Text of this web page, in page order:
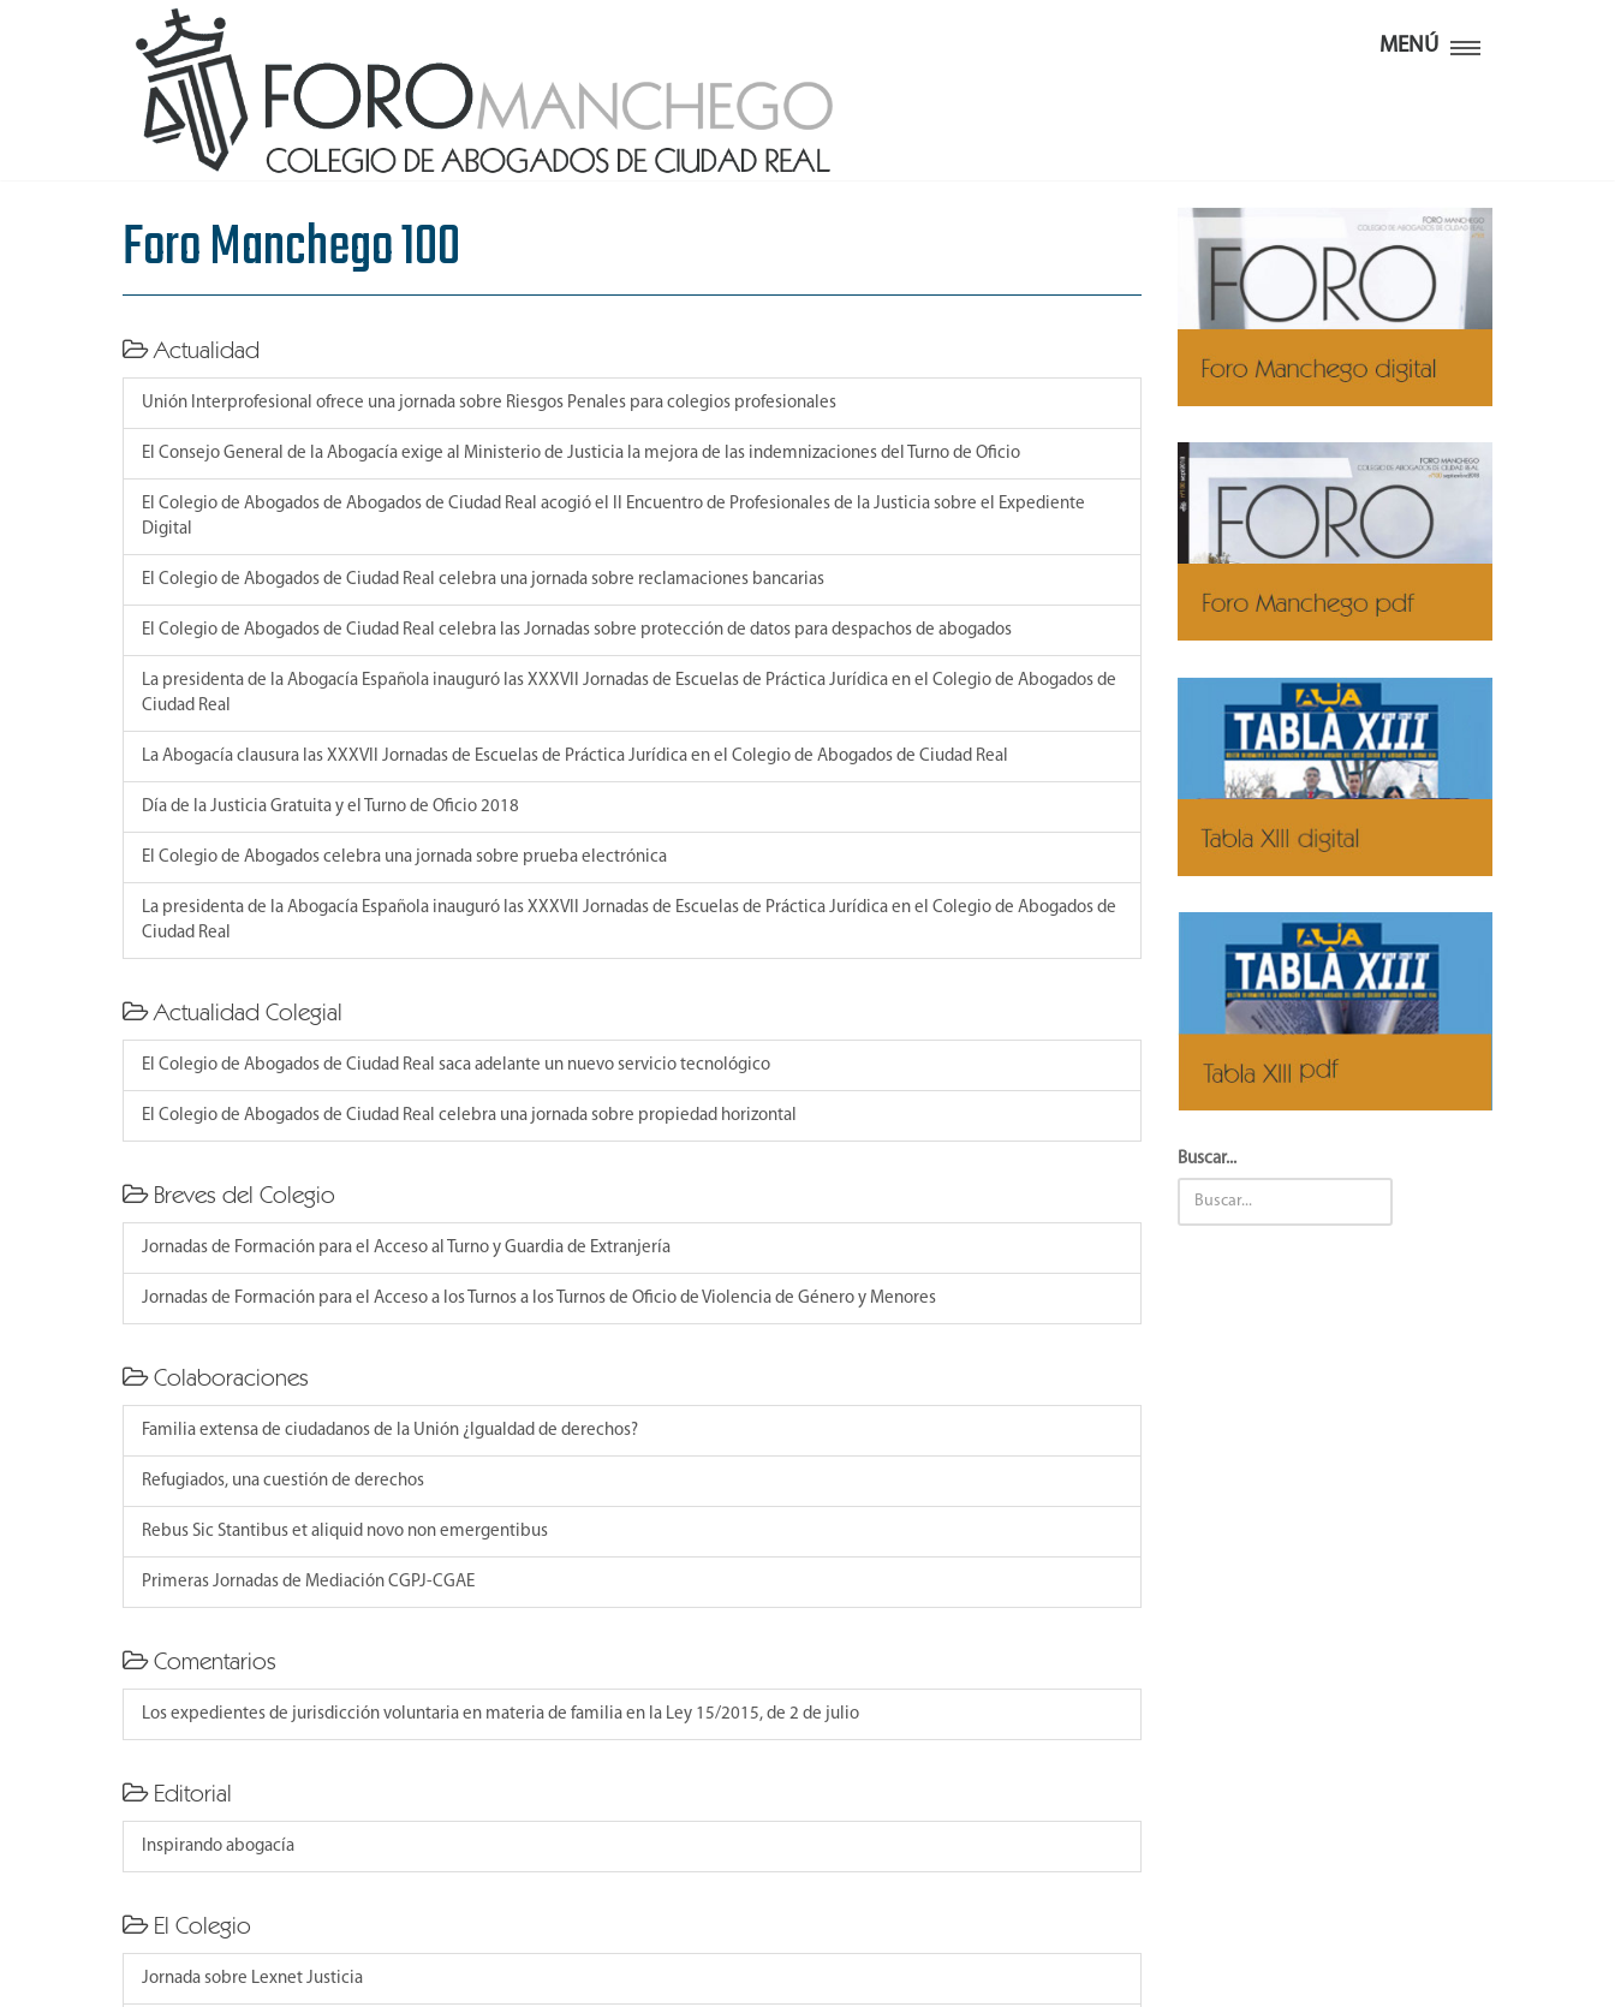
MENÚ
Foro Manchego 100
Actualidad
Unión Interprofesional ofrece una jornada sobre Riesgos Penales para colegios profesionales
El Consejo General de la Abogacía exige al Ministerio de Justicia la mejora de las indemnizaciones del Turno de Oficio
El Colegio de Abogados de Abogados de Ciudad Real acogió el II Encuentro de Profesionales de la Justicia sobre el Expediente
Digital
El Colegio de Abogados de Ciudad Real celebra una jornada sobre reclamaciones bancarias
El Colegio de Abogados de Ciudad Real celebra las Jornadas sobre protección de datos para despachos de abogados
La presidenta de la Abogacía Española inauguró las XXXVII Jornadas de Escuelas de Práctica Jurídica en el Colegio de Abogados de
Ciudad Real
La Abogacía clausura las XXXVII Jornadas de Escuelas de Práctica Jurídica en el Colegio de Abogados de Ciudad Real
Día de la Justicia Gratuita y el Turno de Oficio 2018
El Colegio de Abogados celebra una jornada sobre prueba electrónica
La presidenta de la Abogacía Española inauguró las XXXVII Jornadas de Escuelas de Práctica Jurídica en el Colegio de Abogados de
Ciudad Real
Actualidad Colegial
El Colegio de Abogados de Ciudad Real saca adelante un nuevo servicio tecnológico
El Colegio de Abogados de Ciudad Real celebra una jornada sobre propiedad horizontal
Breves del Colegio
Jornadas de Formación para el Acceso al Turno y Guardia de Extranjería
Jornadas de Formación para el Acceso a los Turnos a los Turnos de Oficio de Violencia de Género y Menores
Colaboraciones
Familia extensa de ciudadanos de la Unión ¿Igualdad de derechos?
Refugiados, una cuestión de derechos
Rebus Sic Stantibus et aliquid novo non emergentibus
Primeras Jornadas de Mediación CGPJ-CGAE
Comentarios
Los expedientes de jurisdicción voluntaria en materia de familia en la Ley 15/2015, de 2 de julio
Editorial
Inspirando abogacía
El Colegio
Jornada sobre Lexnet Justicia
Buscar...